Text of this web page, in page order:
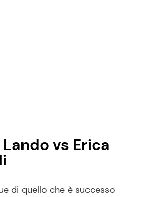
vs Erica
di quello che è successo